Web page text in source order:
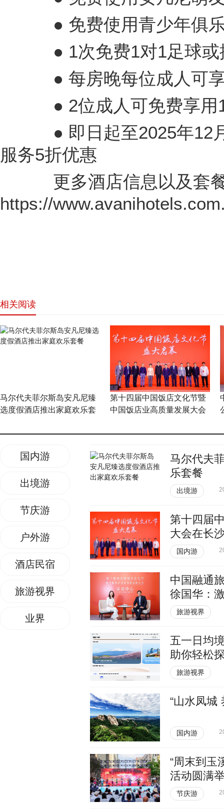
● 免费使用青少年俱
● 1次免费1对1足球或
● 每房晚每位成人可享
● 2位成人可免费享用
● 即日起至2025年12
服务5折优惠
更多酒店信息以及套
https://
相关阅读
马尔代夫菲尔斯岛安凡尼臻
选度假酒店推出家庭欢乐套
第十四届中国饭店文化节暨
中国饭店业高质量发展大会
国内游
出境游
节庆游
户外游
酒店民宿
旅游视界
业界
马尔代夫
乐套餐
出境游
第十四届
大会在长
国内游
中国融通
徐国华：
旅游视界
五一日均
助你轻松
旅游视界
“山水凤城
国内游
“周末到玉
活动圆满
节庆游